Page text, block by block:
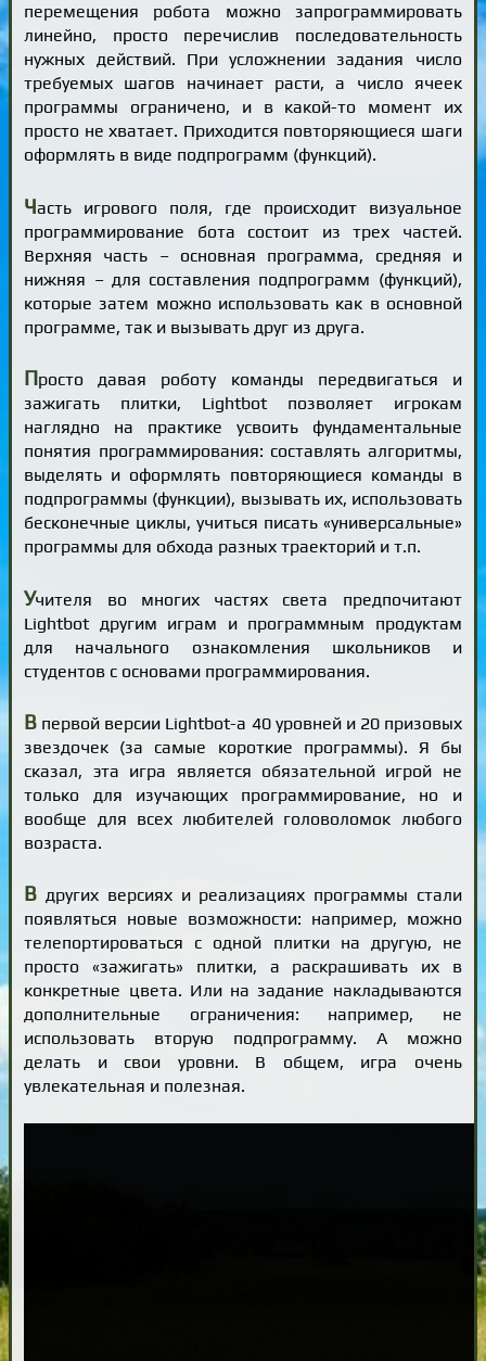
перемещения робота можно запрограммировать
линейно, просто перечислив последовательность
нужных действий. При усложнении задания число
требуемых шагов начинает расти, а число ячеек
программы ограничено, и в какой-то момент их
просто не хватает. Приходится повторяющиеся шаги
оформлять в виде подпрограмм (функций).
Часть игрового поля, где происходит визуальное
программирование бота состоит из трех частей.
Верхняя часть – основная программа, средняя и
нижняя – для составления подпрограмм (функций),
которые затем можно использовать как в основной
программе, так и вызывать друг из друга.
Просто давая роботу команды передвигаться и
зажигать плитки, Lightbot позволяет игрокам
наглядно на практике усвоить фундаментальные
понятия программирования: составлять алгоритмы,
выделять и оформлять повторяющиеся команды в
подпрограммы (функции), вызывать их, использовать
бесконечные циклы, учиться писать «универсальные»
программы для обхода разных траекторий и т.п.
Учителя во многих частях света предпочитают
Lightbot другим играм и программным продуктам
для начального ознакомления школьников и
студентов с основами программирования.
В первой версии Lightbot-а 40 уровней и 20 призовых
звездочек (за самые короткие программы). Я бы
сказал, эта игра является обязательной игрой не
только для изучающих программирование, но и
вообще для всех любителей головоломок любого
возраста.
В других версиях и реализациях программы стали
появляться новые возможности: например, можно
телепортироваться с одной плитки на другую, не
просто «зажигать» плитки, а раскрашивать их в
конкретные цвета. Или на задание накладываются
дополнительные ограничения: например, не
использовать вторую подпрограмму. А можно
делать и свои уровни. В общем, игра очень
увлекательная и полезная.